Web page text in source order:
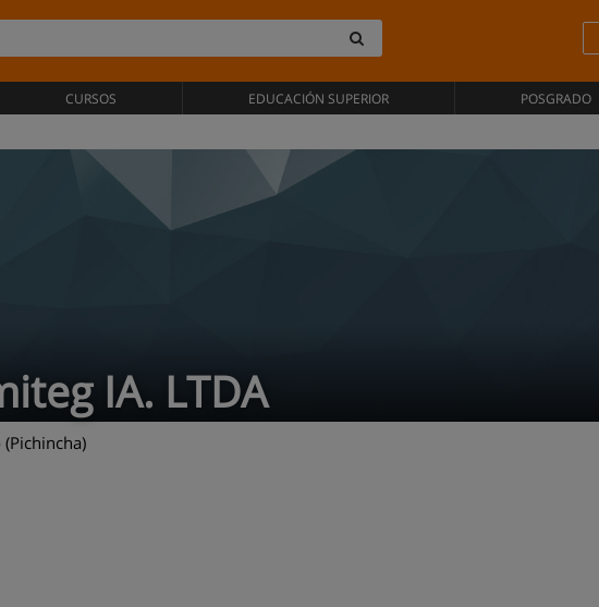
CURSOS EDUCACIÓN SUPERIOR POSGRADO
IA. LTDA